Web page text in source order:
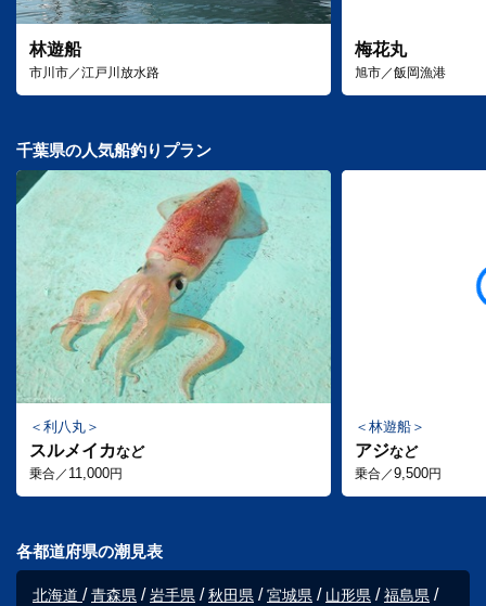
林遊船
市川市／江戸川放水路
梅花丸
旭市／飯岡漁港
千葉県の人気船釣りプラン
利八丸
スルメイカなど
乗合／ 11,000円
林遊船
アジなど
乗合／9,500円
各都道府県の潮見表
北海道 青森県 岩手県 秋田県 宮城県 山形県
福島県